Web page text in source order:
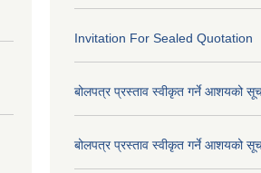
Invitation For Sealed Quotation
बोलपत्र प्रस्ताव स्वीकृत गर्ने आशयको
बोलपत्र प्रस्ताव स्वीकृत गर्ने आशयको